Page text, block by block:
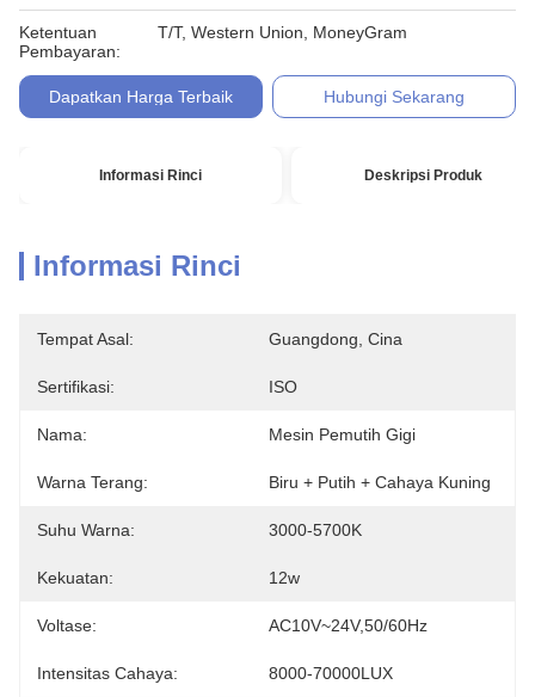
Ketentuan
Pembayaran:
T/T, Western Union, MoneyGram
Dapatkan Harga Terbaik Hubungi Sekarang
Informasi Rinci Deskripsi Produk
Informasi Rinci
Tempat Asal: Guangdong, Cina
Sertifikasi: ISO
Nama: Mesin Pemutih Gigi
Warna Terang: Biru + Putih + Cahaya Kuning
Suhu Warna: 3000-5700K
Kekuatan: 12w
Voltase: AC10V~24V,50/60Hz
Intensitas Cahaya: 8000-70000LUX